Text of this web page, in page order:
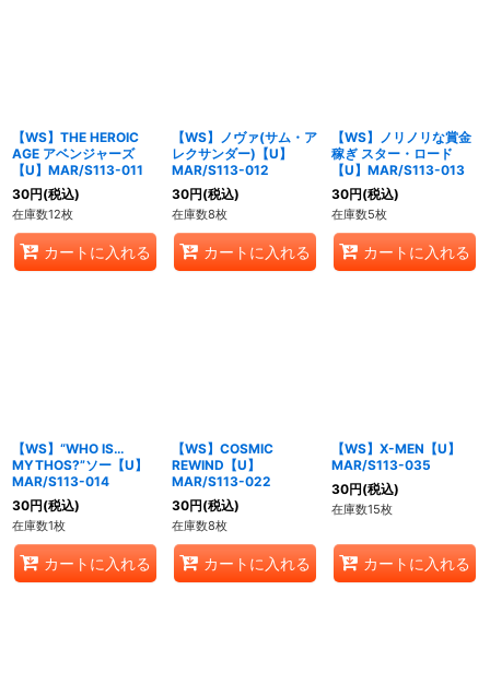
【WS】THE HEROIC
AGE アベンジャーズ
【U】MAR/S113-011
30円(税込)
在庫数12枚
カートに入れる
【WS】ノヴァ(サム・ア
レクサンダー)【U】
MAR/S113-012
30円(税込)
在庫数8枚
カートに入れる
【WS】ノリノリな賞金
稼ぎ スター・ロード
【U】MAR/S113-013
30円(税込)
在庫数5枚
カートに入れる
【WS】“WHO IS…
MYTHOS?”ソー【U】
MAR/S113-014
30円(税込)
在庫数1枚
カートに入れる
【WS】COSMIC
REWIND【U】
MAR/S113-022
30円(税込)
在庫数8枚
カートに入れる
【WS】X-MEN【U】
MAR/S113-035
30円(税込)
在庫数15枚
カートに入れる